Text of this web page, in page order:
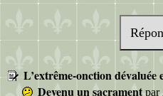
L’extrême-onction dévaluée
Devenu un sacramentpar